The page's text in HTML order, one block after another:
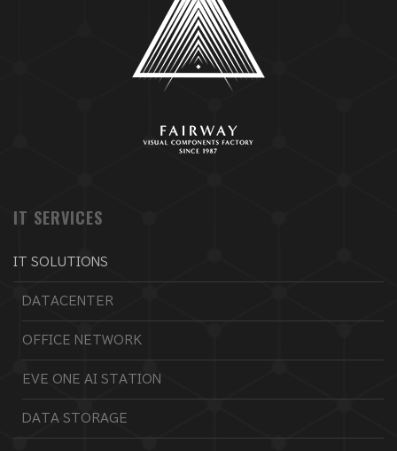
IT SERVICES
IT SOLUTIONS
DATACENTER
OFFICE NETWORK
EVE ONE AI STATION
DATA STORAGE